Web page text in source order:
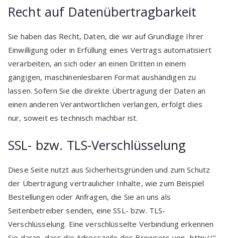
Recht auf Daten­übertrag­barkeit
Sie haben das Recht, Daten, die wir auf Grundlage Ihrer
Einwilligung oder in Erfüllung eines Vertrags automatisiert
verarbeiten, an sich oder an einen Dritten in einem
gängigen, maschinenlesbaren Format aushändigen zu
lassen. Sofern Sie die direkte Übertragung der Daten an
einen anderen Verantwortlichen verlangen, erfolgt dies
nur, soweit es technisch machbar ist.
SSL- bzw. TLS-Verschlüsselung
Diese Seite nutzt aus Sicherheitsgründen und zum Schutz
der Übertragung vertraulicher Inhalte, wie zum Beispiel
Bestellungen oder Anfragen, die Sie an uns als
Seitenbetreiber senden, eine SSL- bzw. TLS-
Verschlüsselung. Eine verschlüsselte Verbindung erkennen